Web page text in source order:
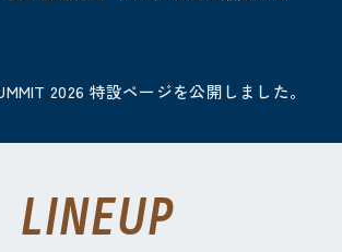
2026 特設ページを公開しました。
LINEUP